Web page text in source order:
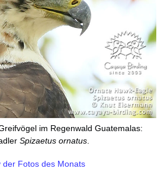
im Regenwald Guatemalas:
Spizaetus ornatus.
der Fotos des Monats